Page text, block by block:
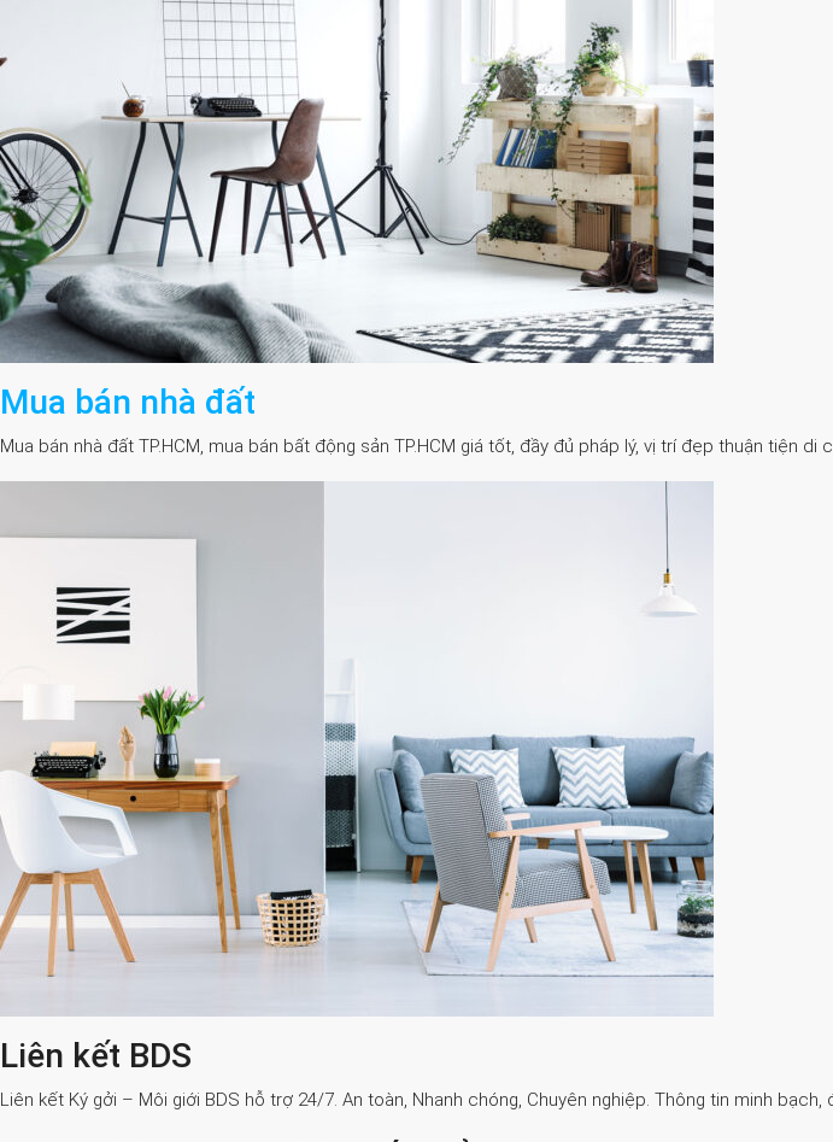
Mua bán nhà đất
Mua bán nhà đất TP.HCM, mua bán bất động sản TP.HCM giá tốt, đầy đủ pháp lý, vị trí đẹp thuận tiện
Liên kết BDS
Liên kết Ký gởi – Môi giới BDS hỗ trợ 24/7. An toàn, Nhanh chóng, Chuyên nghiệp. Thông tin minh